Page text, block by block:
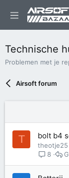
Technische
Problemen met je
Airsoft forum
T bolt b4
theotje25
8